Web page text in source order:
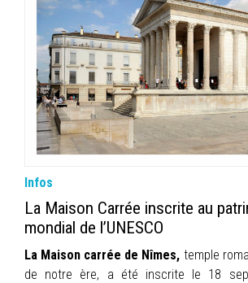
INFOS
PORTFOLIO
CONTACT
Infos
La Maison Carrée inscrite au
mondial de l’UNESCO
La Maison carrée de Nîmes, temple
de notre ère, a été inscrite le 18